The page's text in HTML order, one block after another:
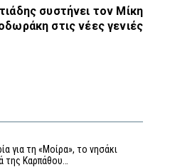
συστήνει τον Μίκη
στις νέες γενιές
για τη «Μοίρα», το νησάκι
της Καρπάθου…